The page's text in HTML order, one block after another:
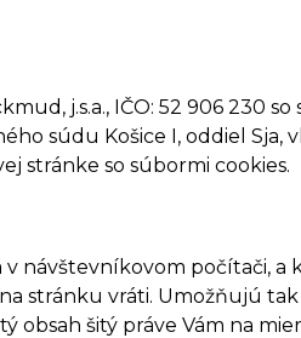
j.s.a., IČO: 52 906 230 so
súdu Košice I, oddiel Sja,
stránke so súbormi cookies.
návštevníkovom počítači, a
stránku vráti. Umožňujú
obsah šitý práve Vám na